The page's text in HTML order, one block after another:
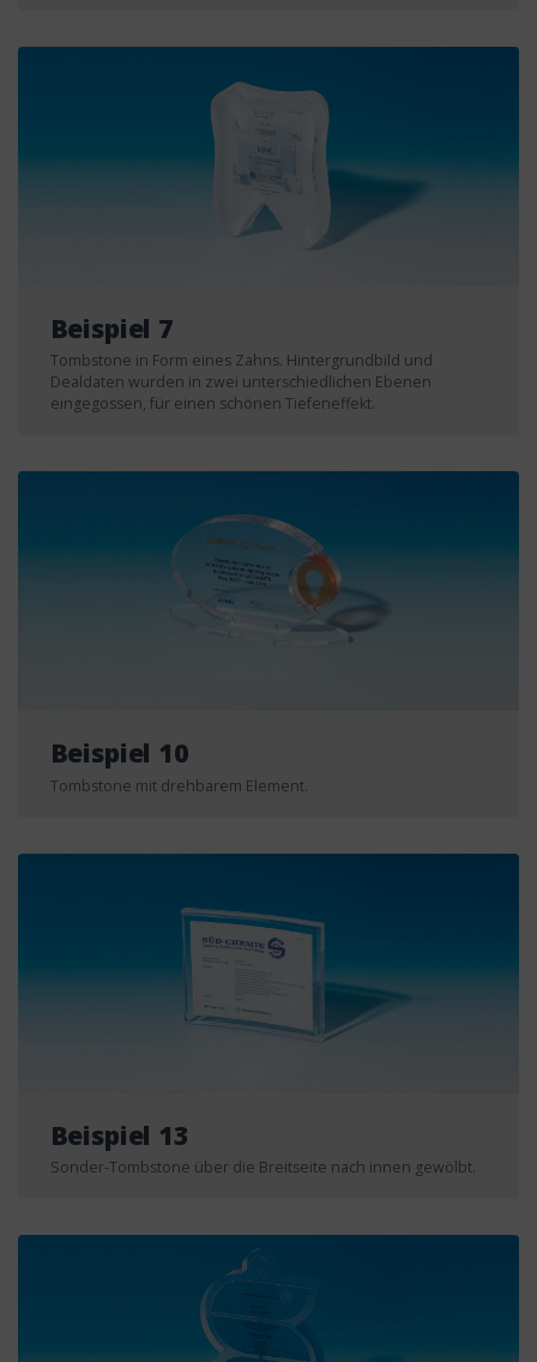
Beispiel 7
Tombstone in Form eines Zahns. Hintergrundbild und
Dealdaten wurden in zwei unterschiedlichen Ebenen
eingegossen, für einen schönen Tiefeneffekt.
Beispiel 10
Tombstone mit drehbarem Element.
Beispiel 13
Sonder-Tombstone über die Breitseite nach innen gewölbt.